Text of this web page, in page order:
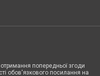
попередньої згоди
обов'язкового посилання на